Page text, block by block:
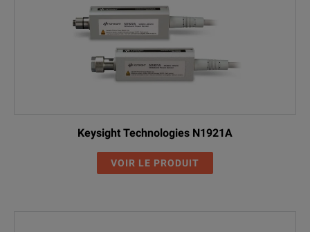
Keysight Technologies N1921A
VOIR LE PRODUIT